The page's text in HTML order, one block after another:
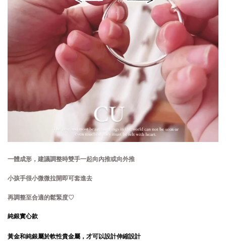
一體成形，建議調整時雙手一起向內推或向外推
小孩手很小微微拉開即可套進去
再調整至合適的鬆緊度♡
純銀實心款
黃金和純銀屬於軟性貴金屬， 才可以設計伸縮設計